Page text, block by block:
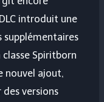
introduit une
supplémentaires
Spiritborn
nouvel ajout,
versions